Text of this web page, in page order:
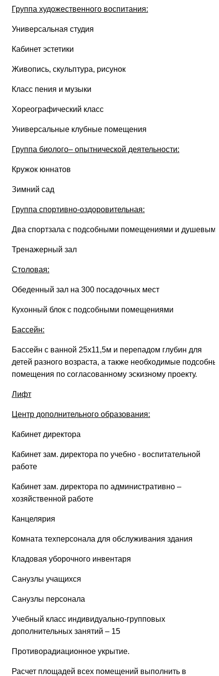
Группа художественного воспитания:
Универсальная студия
Кабинет эстетики
Живопись, скульптура, рисунок
Класс пения и музыки
Хореографический класс
Универсальные клубные помещения
Группа биолого– опытнической деятельности:
Кружок юннатов
Зимний сад
Группа спортивно-оздоровительная:
Два спортзала с подсобными помещениями и
Тренажерный зал
Столовая:
Обеденный зал на 300 посадочных мест
Кухонный блок с подсобными помещениями
Бассейн:
Бассейн с ванной 25х11,5м и перепадом глубин для
детей разного возраста, а также необходимые
помещения по согласованному эскизному проекту.
Лифт
Центр дополнительного образования:
Кабинет директора
Кабинет зам. директора по учебно - воспитательной
работе
Кабинет зам. директора по административно –
хозяйственной работе
Канцелярия
Комната техперсонала для обслуживания здания
Кладовая уборочного инвентаря
Санузлы учащихся
Санузлы персонала
Учебный класс индивидуально-групповых
дополнительных занятий – 15
Противорадиационное укрытие.
Расчет площадей всех помещений выполнить в